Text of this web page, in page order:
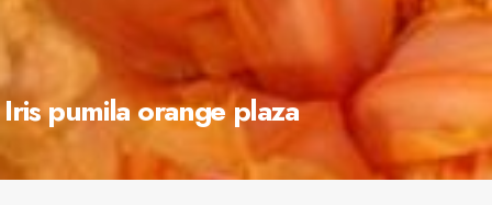
Iris pumila orange plaza